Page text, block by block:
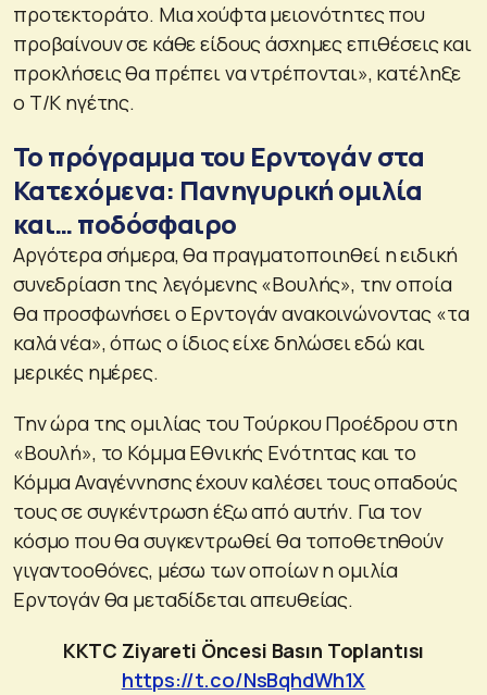
προτεκτοράτο. Μια χούφτα μειονότητες που
προβαίνουν σε κάθε είδους άσχημες επιθέσεις και
προκλήσεις θα πρέπει να ντρέπονται», κατέληξε
ο Τ/Κ ηγέτης.
Το πρόγραμμα του Ερντογάν στα
Κατεχόμενα: Πανηγυρική ομιλία
και… ποδόσφαιρο
Αργότερα σήμερα, θα πραγματοποιηθεί η ειδική
συνεδρίαση της λεγόμενης «Βουλής», την οποία
θα προσφωνήσει ο Ερντογάν ανακοινώνοντας «τα
καλά νέα», όπως ο ίδιος είχε δηλώσει εδώ και
μερικές ημέρες.
Την ώρα της ομιλίας του Τούρκου Προέδρου στη
«Βουλή», το Κόμμα Εθνικής Ενότητας και το
Κόμμα Αναγέννησης έχουν καλέσει τους οπαδούς
τους σε συγκέντρωση έξω από αυτήν. Για τον
κόσμο που θα συγκεντρωθεί θα τοποθετηθούν
γιγαντοοθόνες, μέσω των οποίων η ομιλία
Ερντογάν θα μεταδίδεται απευθείας.
KKTC Ziyareti Öncesi Basın Toplantısı
https://t.co/NsBqhdWh1X